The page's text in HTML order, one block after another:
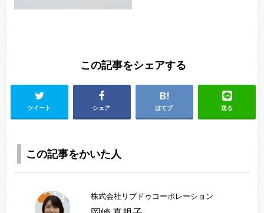
この記事をシェアする
ツイート シェア はてブ 送る
この記事をかいた人
株式会社リブドゥコーポレーション